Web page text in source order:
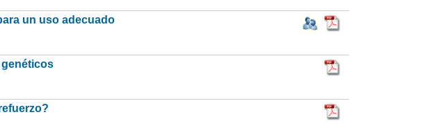
un uso adecuado
genéticos